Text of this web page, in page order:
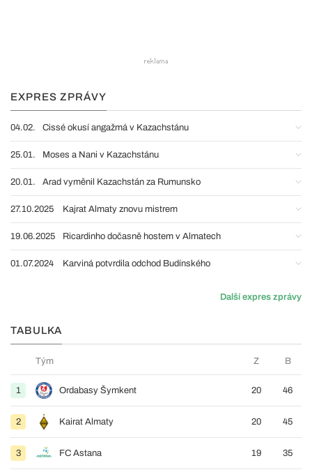
EXPRES ZPRÁVY
04.02. Cissé okusí angažmá v Kazachstánu
25.01. Moses a Nani v Kazachstánu
20.01. Arad vyměnil Kazachstán za Rumunsko
27.10.2025 Kajrat Almaty znovu mistrem
19.06.2025 Ricardinho dočasně hostem v Almatech
01.07.2024 Karviná potvrdila odchod Budínského
Další expres zprávy
TABULKA
Tým Z B
1 Ordabasy Šymkent 20 46
2 Kairat Almaty 20 45
3 FC Astana 19 35